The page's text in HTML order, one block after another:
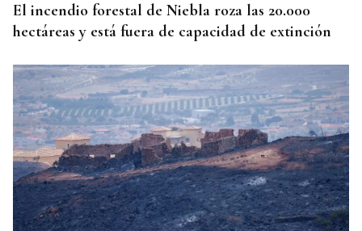
El incendio forestal de Niebla roza las 20.000
hectáreas y está fuera de capacidad de extinción